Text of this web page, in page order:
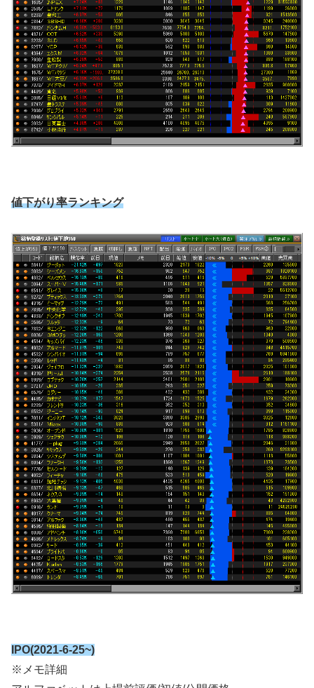
値下がり率ランキング
IPO(2021-6-25~)
※メモ詳細